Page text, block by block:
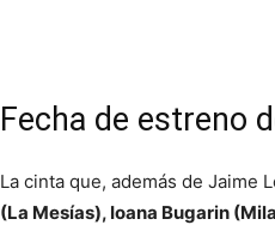
Fecha de estreno
La cinta que, además de Jaime
(La Mesías), Ioana Bugarin